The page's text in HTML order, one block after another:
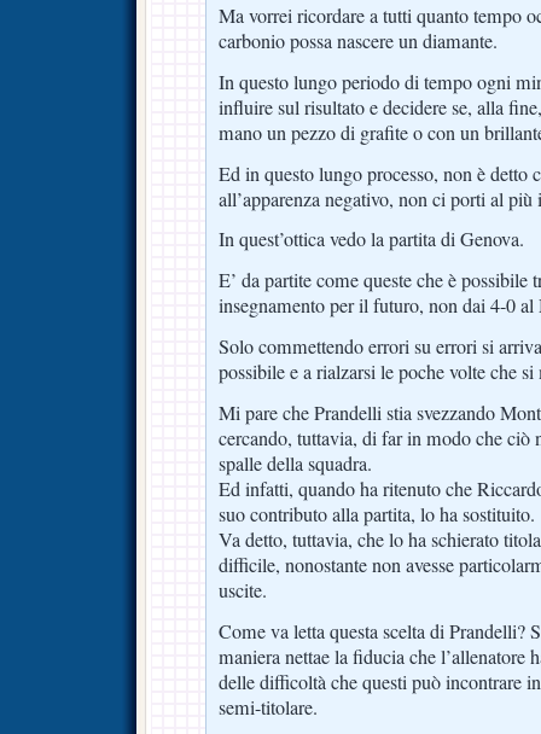
Ma vorrei ricordare a tutti quanto tempo
carbonio possa nascere un diamante.
In questo lungo periodo di tempo ogni
influire sul risultato e decidere se, alla
mano un pezzo di grafite o con un
Ed in questo lungo processo, non è detto
all’apparenza negativo, non ci porti al
In quest’ottica vedo la partita di Genova.
E’ da partite come queste che è possibile
insegnamento per il futuro, non dai 4-0 al
Solo commettendo errori su errori si
possibile e a rialzarsi le poche volte che
Mi pare che Prandelli stia svezzando
cercando, tuttavia, di far in modo che ciò
spalle della squadra.
Ed infatti, quando ha ritenuto che
suo contributo alla partita, lo ha sostituito.
Va detto, tuttavia, che lo ha schierato
difficile, nonostante non avesse
uscite.
Come va letta questa scelta di Prandelli?
maniera nettae la fiducia che l’allenatore
delle difficoltà che questi può incontrare
semi-titolare.